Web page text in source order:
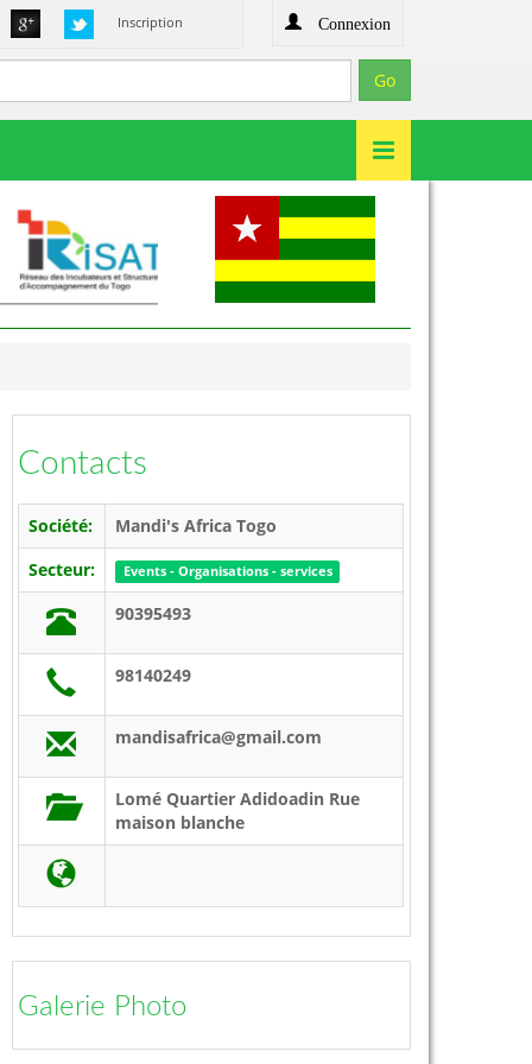
Inscription Connexion
Contacts
Société:
Mandi's Africa Togo
Secteur:
Events - Organisations - services
90395493
98140249
mandisafrica@gmail.com
Lomé Quartier Adidoadin Rue
maison blanche
Galerie Photo